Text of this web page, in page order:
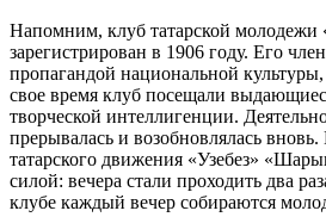
Напомним, клуб татарской
зарегистрирован в 1906 году. Его
пропагандой национальной
свое время клуб посещали
творческой интеллигенции.
прерывалась и возобновлялась
татарского движения «Узебез»
силой: вечера стали проходить два
клубе каждый вечер собираются